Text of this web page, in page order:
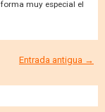
muy especial el
Entrada antigua →